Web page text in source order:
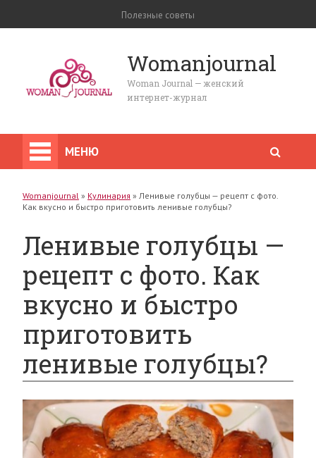
Полезные советы
Womanjournal
Woman Journal — женский
интернет-журнал
МЕНЮ
Womanjournal » Кулинария » Ленивые голубцы — рецепт с фото.
Как вкусно и быстро приготовить ленивые голубцы?
Ленивые голубцы —
рецепт с фото. Как
вкусно и быстро
приготовить
ленивые голубцы?